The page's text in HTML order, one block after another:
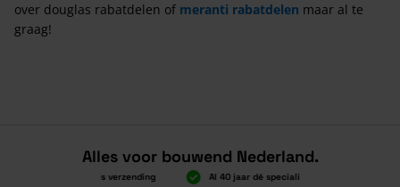
over douglas rabatdelen of meranti rabatdelen maar al te
graag!
Alles voor bouwend Nederland.
Boven 2.000 gratis verzending Al 40 jaar dé specialist